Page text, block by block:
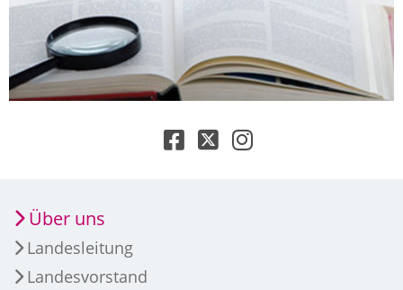
Über uns
Landesleitung
Landesvorstand